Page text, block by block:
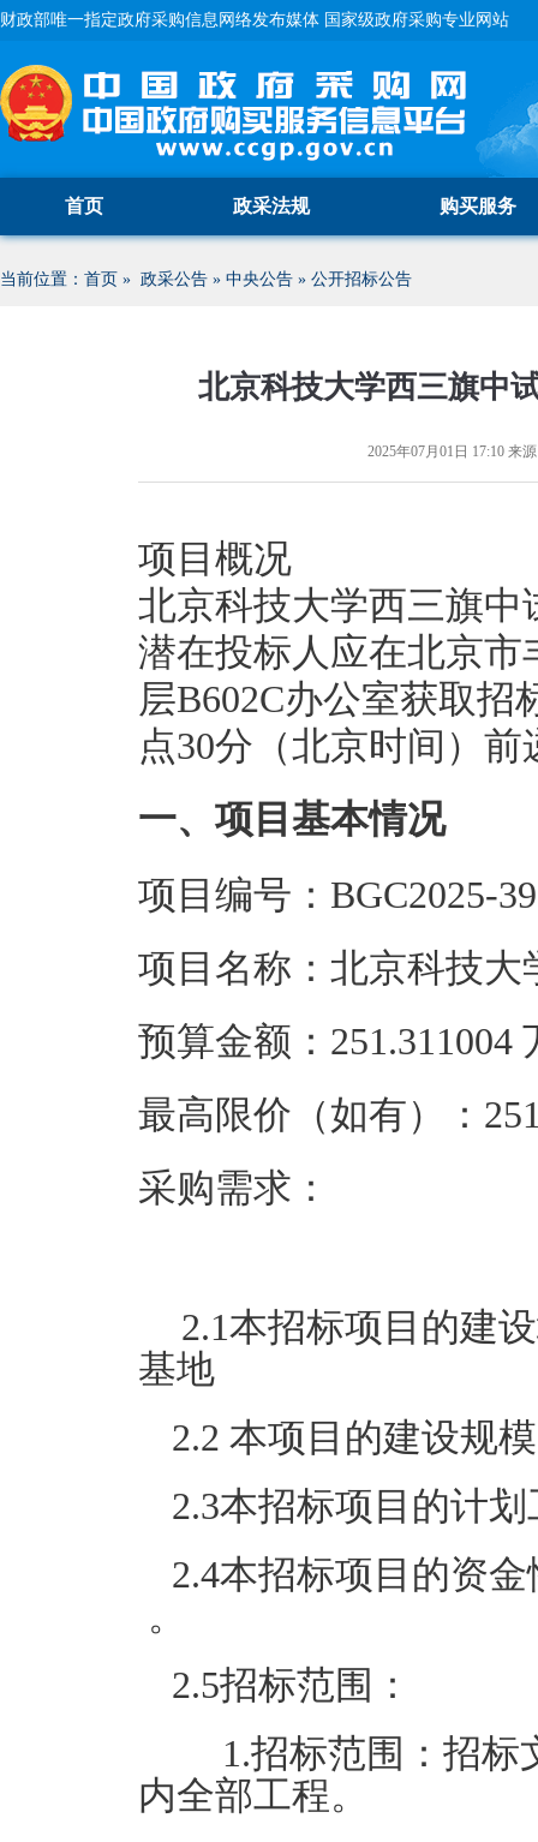
财政部唯一指定政府采购信息网络发布媒体 国家级政府采购专业网站
首页 政采法规 购买服务
当前位置： 首页 » 政采公告 » 中央公告 » 公开招标公告
北京科技大学西三旗中
2025年07月01日 17:10 来
项目概况
北京科技大学西三旗
潜在投标人应在北京市
层B602C办公室获取招
点30分（北京时间）
一、项目基本情况
项目编号：BGC2025-
项目名称：北京科技
预算金额：251.311004
最高限价（如有）：
采购需求：
2.1本招标项目的建
基地
2.2 本项目的建设规
2.3本招标项目的计
2.4本招标项目的资
。
2.5招标范围：
1.招标范围：招
内全部工程。